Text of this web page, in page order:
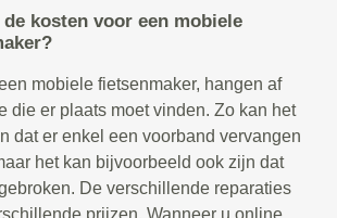
kosten voor een mobiele
mobiele fietsenmaker, hangen af
die er plaats moet vinden. Zo kan het
dat er enkel een voorband vervangen
het kan bijvoorbeeld ook zijn dat
De verschillende reparaties
prijzen. Wanneer u online